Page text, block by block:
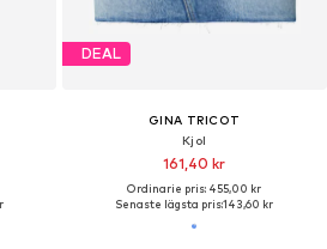
DEAL
GINA TRICOT
Kjol
161,40 kr
Ordinarie pris: 455,00 kr
Senaste lägsta pris:143,60 kr